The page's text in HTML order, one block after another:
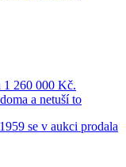
1 260 000 Kč.
a netuší to
se v aukci prodala